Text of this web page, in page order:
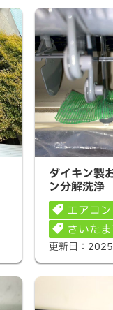
ダイキン製お
解洗浄
ダイキン製
ン分解洗浄
エアコ
さいた
更新日：